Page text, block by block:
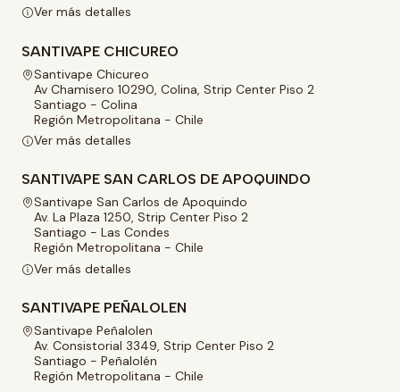
Ver más detalles
SANTIVAPE CHICUREO
Santivape Chicureo
Av Chamisero 10290, Colina, Strip Center Piso 2
Santiago - Colina
Región Metropolitana - Chile
Ver más detalles
SANTIVAPE SAN CARLOS DE APOQUINDO
Santivape San Carlos de Apoquindo
Av. La Plaza 1250, Strip Center Piso 2
Santiago - Las Condes
Región Metropolitana - Chile
Ver más detalles
SANTIVAPE PEÑALOLEN
Santivape Peñalolen
Av. Consistorial 3349, Strip Center Piso 2
Santiago - Peñalolén
Región Metropolitana - Chile